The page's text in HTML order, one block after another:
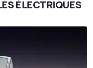
ÉLECTRIQUES